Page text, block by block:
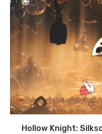
Hollow Knight: